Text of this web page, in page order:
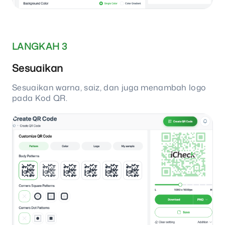
LANGKAH 3
Sesuaikan
Sesuaikan warna, saiz, dan juga menambah logo
pada Kod QR.